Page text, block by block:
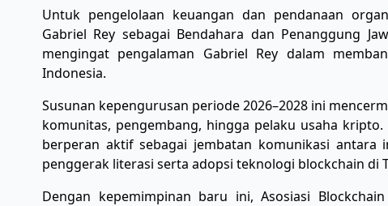
Untuk pengelolaan keuangan dan pendanaan
Gabriel Rey sebagai Bendahara dan Penanggung
mengingat pengalaman Gabriel Rey dalam
Indonesia.
Susunan kepengurusan periode 2026–2028 ini
komunitas, pengembang, hingga pelaku usaha
berperan aktif sebagai jembatan komunikasi
penggerak literasi serta adopsi teknologi blockchain di
Dengan kepemimpinan baru ini, Asosiasi